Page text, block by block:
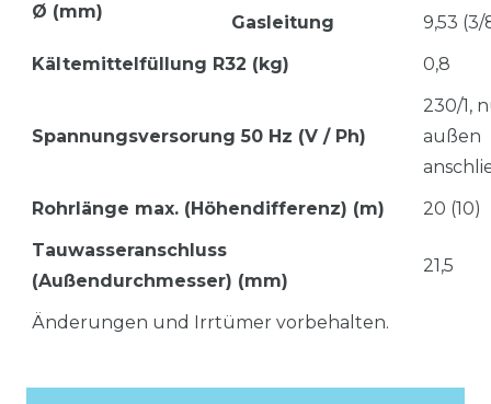
Ø (mm)
Gasleitung
9,53 (3/
Kältemittelfüllung R32 (kg)
0,8
Spannungsversorung 50 Hz (V / Ph)
230/1,
außen
Rohrlänge max. (Höhendifferenz) (m)
20 (10)
Tauwasseranschluss
(Außendurchmesser) (mm)
21,5
Änderungen und Irrtümer vorbehalten.